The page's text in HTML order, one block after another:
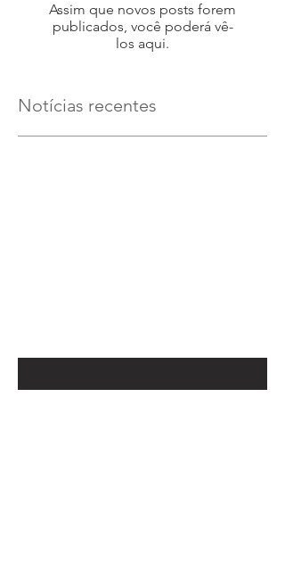
Assim que novos posts forem
publicados, você poderá vê-
los aqui.
Notícias recentes